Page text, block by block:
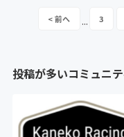
投稿が多いコミュニテ
ュニティ内でご
... 3